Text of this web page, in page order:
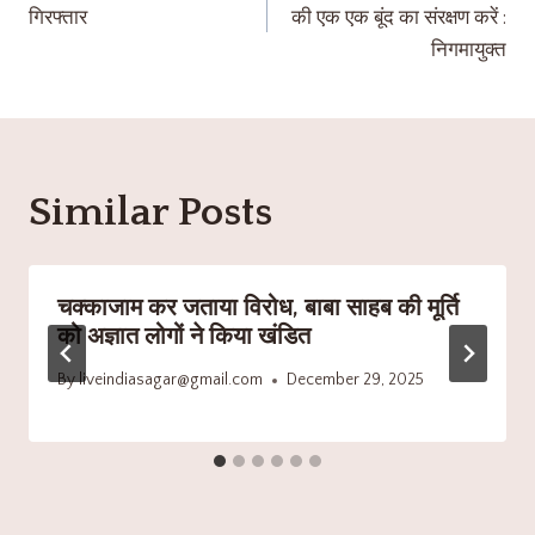
गिरफ्तार
की एक एक बूंद का संरक्षण करें :
निगमायुक्त
Similar Posts
चक्काजाम कर जताया विरोध, बाबा साहब की मूर्ति
को अज्ञात लोगों ने किया खंडित
Byliveindiasagar@gmail.com December 29, 2025